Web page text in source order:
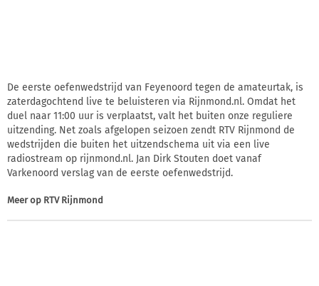
De eerste oefenwedstrijd van Feyenoord tegen de amateurtak, is
zaterdagochtend live te beluisteren via Rijnmond.nl. Omdat het
duel naar 11:00 uur is verplaatst, valt het buiten onze reguliere
uitzending. Net zoals afgelopen seizoen zendt RTV Rijnmond de
wedstrijden die buiten het uitzendschema uit via een live
radiostream op rijnmond.nl. Jan Dirk Stouten doet vanaf
Varkenoord verslag van de eerste oefenwedstrijd.
Meer op RTV Rijnmond